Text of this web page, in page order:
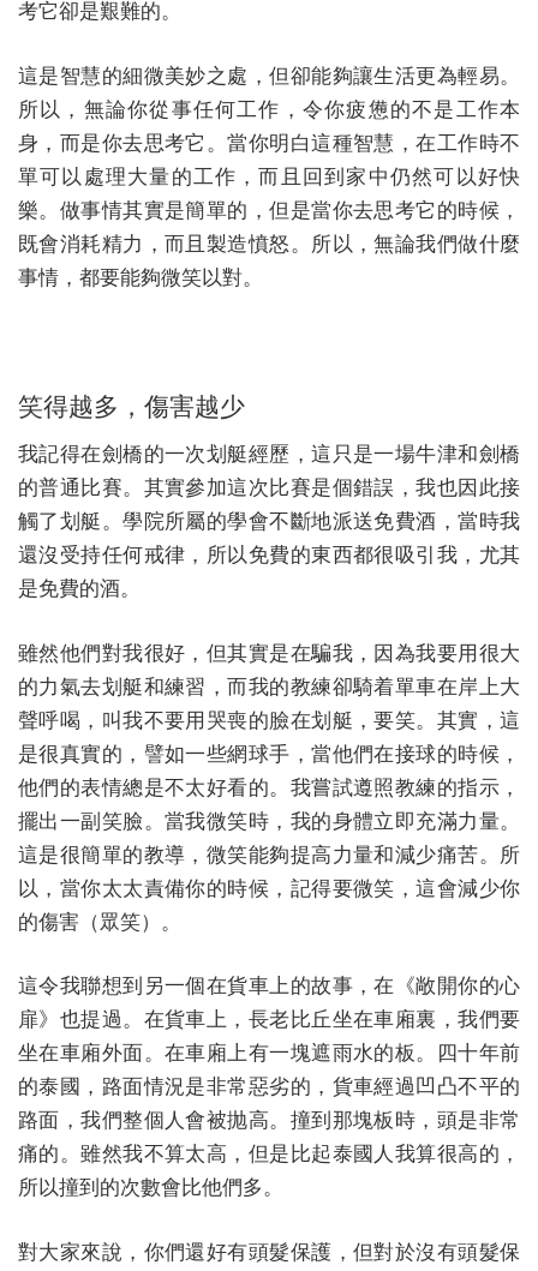
考它卻是艱難的。
這是智慧的細微美妙之處，但卻能夠讓生活更為輕易。
所以，無論你從事任何工作，令你疲憊的不是工作本
身，而是你去思考它。當你明白這種智慧，在工作時不
單可以處理大量的工作，而且回到家中仍然可以好快
樂。做事情其實是簡單的，但是當你去思考它的時候，
既會消耗精力，而且製造憤怒。所以，無論我們做什麼
事情，都要能夠微笑以對。
笑得越多，傷害越少
我記得在劍橋的一次划艇經歷，這只是一場牛津和劍橋
的普通比賽。其實參加這次比賽是個錯誤，我也因此接
觸了划艇。學院所屬的學會不斷地派送免費酒，當時我
還沒受持任何戒律，所以免費的東西都很吸引我，尤其
是免費的酒。
雖然他們對我很好，但其實是在騙我，因為我要用很大
的力氣去划艇和練習，而我的教練卻騎着單車在岸上大
聲呼喝，叫我不要用哭喪的臉在划艇，要笑。其實，這
是很真實的，譬如一些網球手，當他們在接球的時候，
他們的表情總是不太好看的。我嘗試遵照教練的指示，
擺出一副笑臉。當我微笑時，我的身體立即充滿力量。
這是很簡單的教導，微笑能夠提高力量和減少痛苦。所
以，當你太太責備你的時候，記得要微笑，這會減少你
的傷害（眾笑）。
這令我聯想到另一個在貨車上的故事，在《敞開你的心
扉》也提過。在貨車上，長老比丘坐在車廂裏，我們要
坐在車廂外面。在車廂上有一塊遮雨水的板。四十年前
的泰國，路面情況是非常惡劣的，貨車經過凹凸不平的
路面，我們整個人會被抛高。撞到那塊板時，頭是非常
痛的。雖然我不算太高，但是比起泰國人我算很高的，
所以撞到的次數會比他們多。
對大家來說，你們還好有頭髮保護，但對於沒有頭髮保